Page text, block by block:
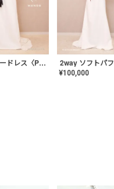
スレンダードレス〈PD-WDOR-2110〉
¥100,000